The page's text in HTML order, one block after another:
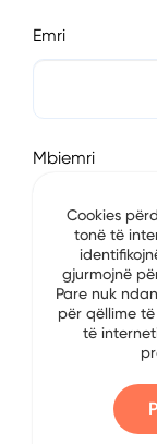
Emri
Mbiemri
E-mail
Numri i Telefonit
Cookies
tonë të
gjurmojnë
Pare nuk
për qëllime
të